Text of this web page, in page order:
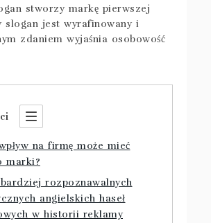
stworzy markę pierwszej
slogan jest wyrafinowany i
zdaniem wyjaśnia osobowość
na firmę może mieć
marki?
rozpoznawalnych
angielskich haseł
w historii reklamy